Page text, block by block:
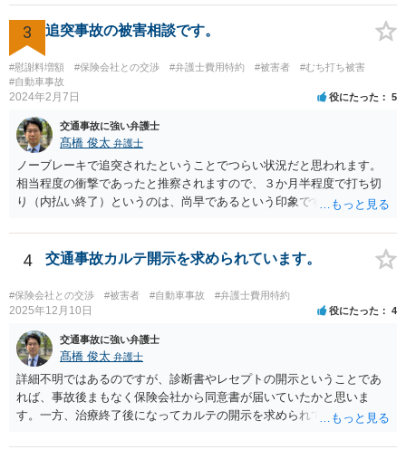
3 追突事故の被害相談です。
#慰謝料増額 #保険会社との交渉 #弁護士費用特約 #被害者
#むち打ち被害
#自動車事故
2024年2月7日 役にたった 5
交通事故に強い弁護士
髙橋 俊太 弁護士
ノーブレーキで追突されたということでつらい状況だと思われます。
相当程度の衝撃であったと推察されますので、３か月半程度で打ち切
り（内払い終了）というのは、尚早であるという印象です。とはい
能性は必ずしも高くありません。 傷害の内容や程度によっては後遺障
害等級申請を検討した方がよいかもしれませんが、いずれにしまして
どして今後の方針について検討なさった方がよいと思います。
4 交通事故カルテ開示を求められています。
#保険会社との交渉 #被害者 #自動車事故 #弁護士費用特約
2025年12月10日 役にたった 4
交通事故に強い弁護士
髙橋 俊太 弁護士
詳細不明ではあるのですが、診断書やレセプトの開示ということであ
れば、事故後まもなく保険会社から同意書が届いていたかと思いま
す。一方、治療終了後になってカルテの開示を求められているという
険会社が判断した可能性があります。被害者の同意があるようであれ